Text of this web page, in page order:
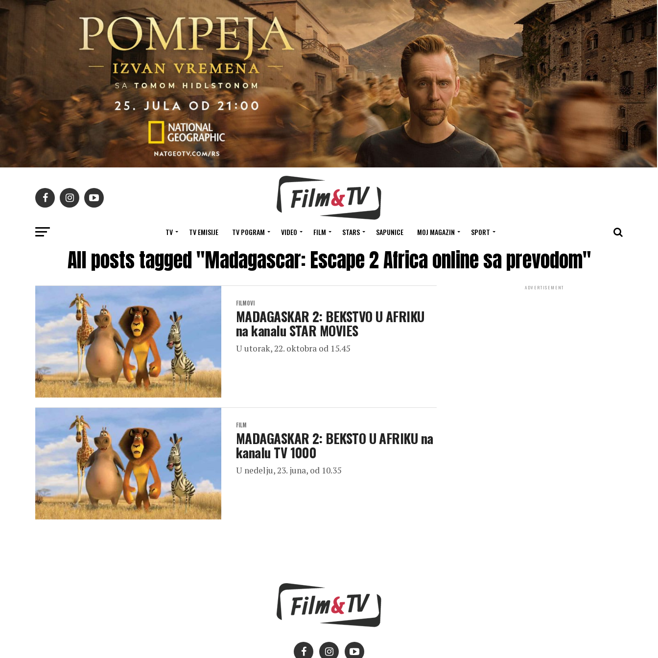
TV TV EMISIJE TV POGRAM VIDEO FILM STARS SAPUNICE MOJ MAGAZIN SPORT
All posts tagged "Madagascar: Escape 2 Africa online sa prevodom"
FILMOVI
MADAGASKAR 2: BEKSTVO U AFRIKU
na kanalu STAR MOVIES
U utorak, 22. oktobra od 15.45
FILM
MADAGASKAR 2: BEKSTO U AFRIKU na
kanalu TV 1000
U nedelju, 23. juna, od 10.35
ADVERTISEMENT